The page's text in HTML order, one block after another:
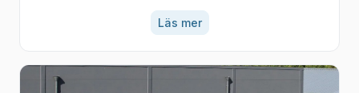
Läs mer